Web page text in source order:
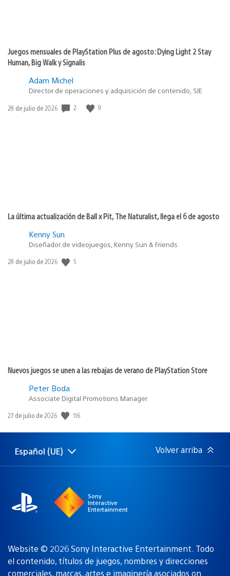
Juegos mensuales de PlayStation Plus de agosto: Dying Light 2 Stay
Human, Big Walk y Signalis
Adam Michel
Director de operaciones y adquisición de contenido, SIE
Fecha
28 de julio de 2026 2 9
La última actualización de Ball x Pit, The Naturalist, llega el 6 de agosto
Kenny Sun
Diseñador de videojuegos, Kenny Sun & Friends
Fecha
28 de julio de 2026 5
Nuevos juegos se unen a las rebajas de verano de PlayStation Store
Peter Boda
Associate Digital Promotions Manager
Fecha
publicación:
27 de julio de 2026 116
Selecciona
una
Región
actual:
Español (UE) Volver arriba
Sony
Interactive
Entertainment
Website © 2026 Sony Interactive Entertainment. Todo
el contenido, títulos de juegos, nombres y direcciones
comerciales, marcas, artes e imaginería asociados on